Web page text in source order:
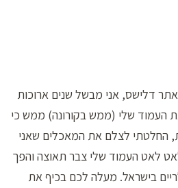
דלישס, אני מבשל שנים ארוכות
העמוד שלי (ממש בקורונה) ממש כי
החלטתי לצלם את המאכלים שאני
לאט העמוד שלי צבר תאוצה והפך
בישראל. מעלה לכם בכיף את